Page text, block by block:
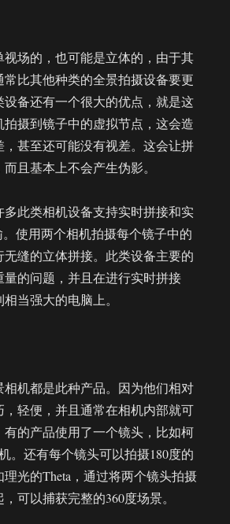
场的，也可能是立体的，由于其
比其他种类的全景拍摄设备要更
设备还有一个很大的优点，就是这
摄到镜子中的虚拟节点，这会造
，甚至还可能没有视差。这会让拼
且基本上不会产生伪影。
多此类相机设备支持实时拼接和实
。使用两个相机拍摄每个镜子中的
缝的立体拼接。此类设备主要的
的问题，并且在进行实时拼接
当强大的电脑上。
机都是此种产品。因为他们相对
轻便，并且通常在相机内部就可
有的产品使用了一个镜头，比如柯
。还有每个镜头可以拍摄180度的
光的Theta，通过将两个镜头拍摄
可以捕获完整的360度场景。